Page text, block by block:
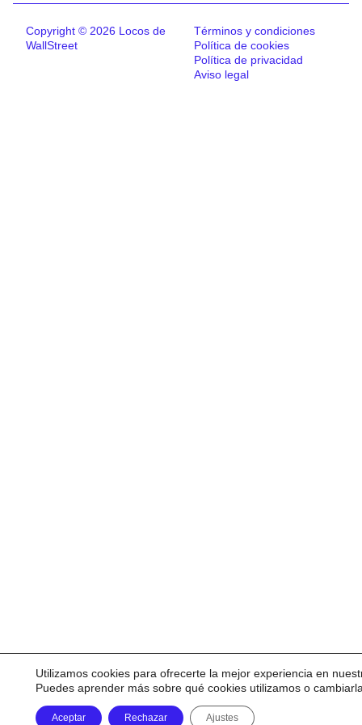
Copyright © 2026 Locos de
WallStreet
Términos y condiciones
Política de cookies
Política de privacidad
Aviso legal
Utilizamos cookies para ofrecerte la mejor experiencia en
Puedes aprender más sobre qué cookies utilizamos o
Aceptar Rechazar Ajustes